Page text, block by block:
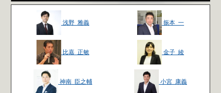
浅野 雅義 振本 一
比嘉 正敏 金子 綾
神南 臣之輔 小宮 康義